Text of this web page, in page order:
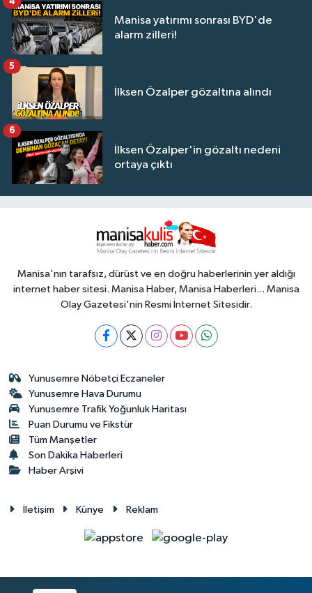
Manisa yatırımı sonrası BYD'de
alarm zilleri!
İlksen Özalper gözaltına alındı
5
İlksen Özalper'in gözaltı nedeni
ortaya çıktı
6
Manisa'nın tarafsız, dürüst ve en doğru haberlerinin yer aldığı
internet haber sitesi. Manisa Haber, Manisa Haberleri... Manisa
Olay Gazetesi'nin Resmi İnternet Sitesidir.
Yunusemre Nöbetçi Eczaneler
Yunusemre Hava Durumu
Yunusemre Trafik Yoğunluk Haritası
Puan Durumu ve Fikstür
Tüm Manşetler
Son Dakika Haberleri
Haber Arşivi
İletişim Künye Reklam